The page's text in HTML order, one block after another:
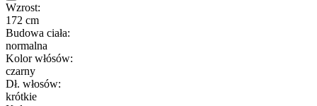
Wzrost:
172 cm
Budowa ciała:
normalna
Kolor włósów:
czarny
Dł. włosów:
krótkie